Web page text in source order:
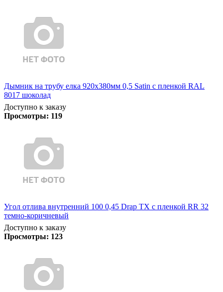
Дымник на трубу елка 920х380мм 0,5 Satin с пленкой RAL
8017 шоколад
Доступно к заказу
Просмотры: 119
Угол отлива внутренний 100 0,45 Drap TX с пленкой RR 32
темно-коричневый
Доступно к заказу
Просмотры: 123